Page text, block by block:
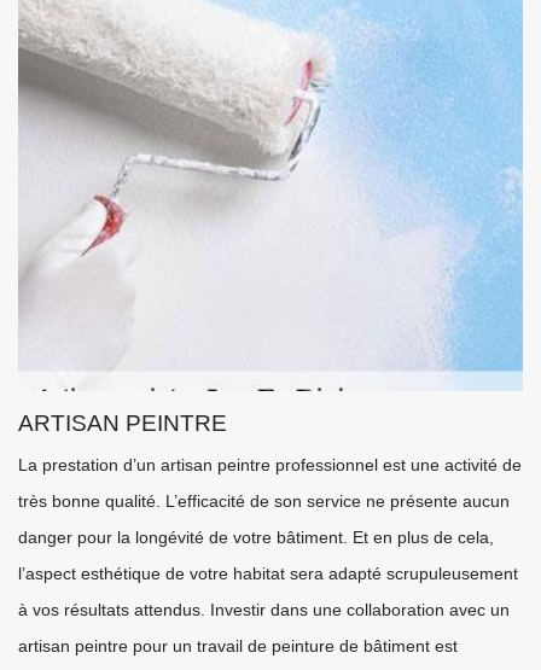
ARTISAN PEINTRE
La prestation d’un artisan peintre professionnel est une activité de
très bonne qualité. L’efficacité de son service ne présente aucun
danger pour la longévité de votre bâtiment. Et en plus de cela,
l’aspect esthétique de votre habitat sera adapté scrupuleusement
à vos résultats attendus. Investir dans une collaboration avec un
artisan peintre pour un travail de peinture de bâtiment est